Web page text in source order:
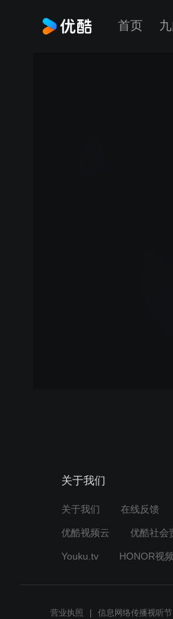
首页
关于我们
关于我们 在线反馈
优酷视频云 优酷社会
Youku.tv HONOR视频
营业执照 信息网络传播视听